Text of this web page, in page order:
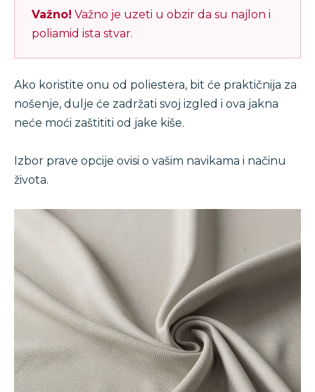
Važno! Važno je uzeti u obzir da su najlon i
poliamid ista stvar.
Ako koristite onu od poliestera, bit će praktičnija za
nošenje, dulje će zadržati svoj izgled i ova jakna
neće moći zaštititi od jake kiše.
Izbor prave opcije ovisi o vašim navikama i načinu
života.